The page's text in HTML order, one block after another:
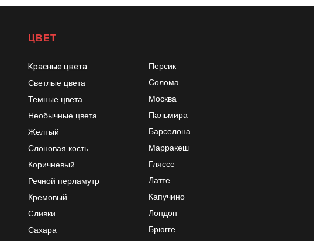
ЦВЕТ
Красные цвета
Светлые цвета
Темные цвета
Необычные цвета
Желтый
Слоновая кость
Коричневый
Речной перламутр
Кремовый
Сливки
Сахара
Персик
Солома
Москва
Пальмира
Барселона
Марракеш
Гляссе
Латте
Капучино
Лондон
Брюгге